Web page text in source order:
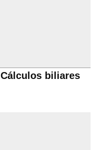
Cálculos biliares